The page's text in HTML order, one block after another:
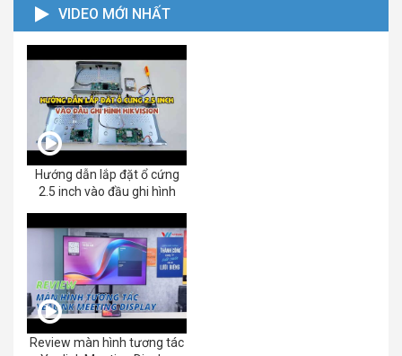
VIDEO MỚI NHẤT
Hướng dẫn lắp đặt ổ cứng
2.5 inch vào đầu ghi hình
Review màn hình tương tác